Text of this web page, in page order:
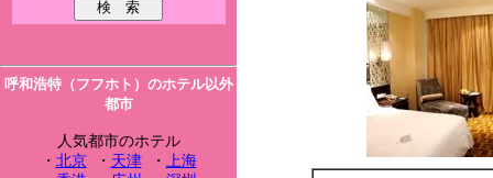
呼和浩特（フフホト）のホテル以外
都市
人気都市のホテル
・ 北京・ 天津・ 上海